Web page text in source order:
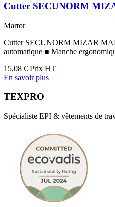
Cutter SECUNORM
Martor
Cutter SECUNORM MIZAR
automatique ■ Manche
15,08 € Prix HT
En savoir plus
TEXPRO
Spécialiste EPI & vêtements de